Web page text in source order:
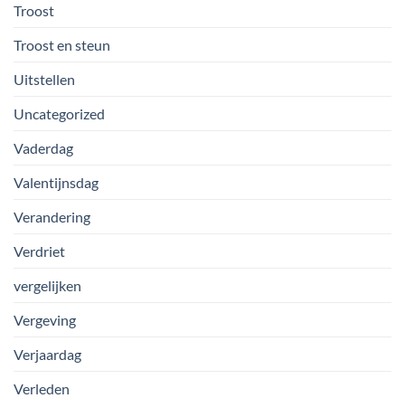
Troost
Troost en steun
Uitstellen
Uncategorized
Vaderdag
Valentijnsdag
Verandering
Verdriet
vergelijken
Vergeving
Verjaardag
Verleden